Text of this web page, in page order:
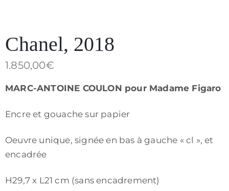
Politique
de
confidentialité
CGV
Chanel, 2018
1.850,00€
MARC-ANTOINE COULON pour Madame Figaro
Encre et gouache sur papier
Oeuvre unique, signée en bas à gauche « cl », et
encadrée
H29,7 x L21 cm (sans encadrement)